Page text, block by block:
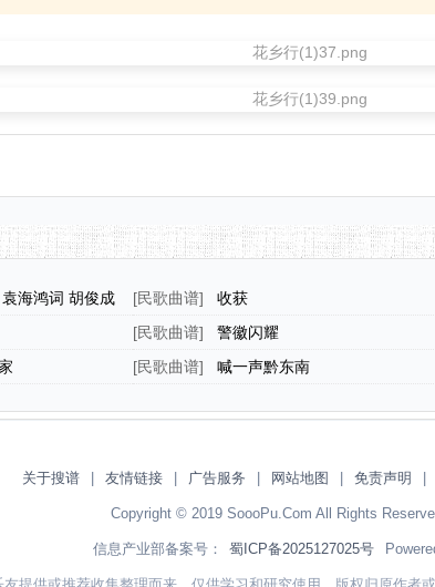
海鸿词 胡俊成
[民歌曲谱] 收获
[民歌曲谱] 警徽闪耀
[民歌曲谱] 喊一声黔东南
关于搜谱 友情链接 广告服务 网站地图 免责声明
Copyright © 2019 SoooPu.Com All Rights
信息产业部备案号： 蜀ICP备2025127025号